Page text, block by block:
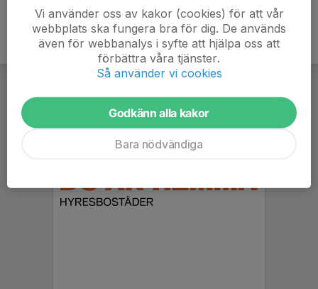
Vi använder oss av kakor (cookies) för att vår
webbplats ska fungera bra för dig. De används
även för webbanalys i syfte att hjälpa oss att
förbättra våra tjänster.
Så använder vi cookies
Godkänn alla kakor
Bara nödvändiga